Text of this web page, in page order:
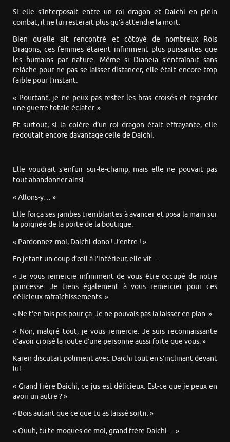
Si elle s’interposait entre un roi dragon et Daichi en plein
combat, il ne lui resterait plus qu’à attendre la mort.
Bien qu’elle ait rencontré et côtoyé de nombreux Rois
Dragons, ces femmes étaient infiniment plus puissantes que
les humains par nature. Même si Dianeia s’entraînait sans
relâche pour ne pas se laisser distancer, elle était encore trop
faible pour l’instant.
« Pourtant, je ne peux pas rester les bras croisés et regarder
une guerre totale éclater. »
Et surtout, si la colère d’un roi dragon était effrayante, elle
redoutait encore davantage celle de Daichi.
Elle voudrait s’enfuir sur-le-champ, mais elle ne pouvait pas
tout abandonner ainsi.
« Allons-y… »
Elle força ses jambes tremblantes à avancer et posa la main sur
la poignée de la porte de la boutique.
« Pardonnez-moi, Daichi-dono ! J’entre ! »
En jetant un coup d’œil à l’intérieur, elle vit…
« Je vous remercie infiniment de vous être occupé de notre
princesse. Je tiens également à vous remercier pour ces
délicieux rafraîchissements. »
« Ne t’en fais pas pour ça. Je ne pouvais pas la laisser en plan. »
« Non, malgré tout, je vous remercie. Je suis reconnaissante
d’avoir croisé la route d’une personne aussi forte que vous. »
Karen discutait poliment avec Daichi tout en s’inclinant devant
lui.
« Grand frère Daichi, ce jus est délicieux. Est-ce que je peux en
avoir un autre ? »
« Bois autant que ce que tu as laissé sortir. »
« Ouuh, tu te moques de moi, grand frère Daichi… »